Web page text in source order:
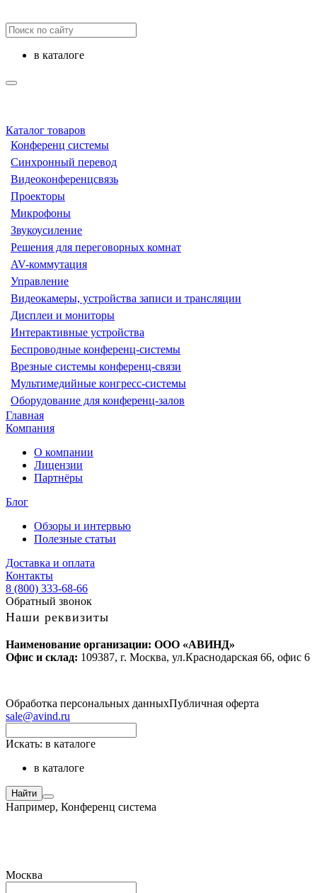
в каталоге
Каталог товаров
Конференц системы
Синхронный перевод
Видеоконференцсвязь
Проекторы
Микрофоны
Звукоусиление
Решения для переговорных комнат
AV-коммутация
Управление
Видеокамеры, устройства записи и трансляции
Дисплеи и мониторы
Интерактивные устройства
Беспроводные конференц-системы
Врезные системы конференц-связи
Мультимедийные конгресс-системы
Оборудование для конференц-залов
Главная
Компания
О компании
Лицензии
Партнёры
Блог
Обзоры и интервью
Полезные статьи
Доставка и оплата
Контакты
8 (800) 333-68-66
Обратный звонок
Наши реквизиты
Наименование организации: ООО «АВИНД»
Офис и склад: 109387, г. Москва, ул.Краснодарская 66, офис 6
Обработка персональных данныхПубличная оферта
sale@avind.ru
Искать: в каталоге
в каталоге
Найти
Например, Конференц система
Москва